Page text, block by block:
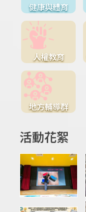
健康與體育
人權教育
地方輔導群
活動花絮